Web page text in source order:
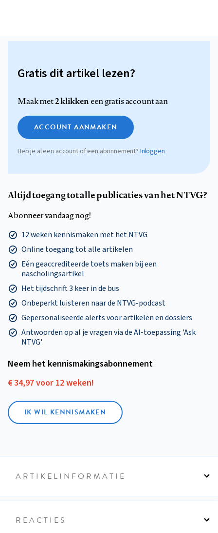
Gratis dit artikel lezen?
Maak met2 klikkeneen gratis account aan
ACCOUNT AANMAKEN
Heb je al een account of een abonnement? Inloggen
Altijd toegang tot alle publicaties van het NTVG?
Abonneer vandaag nog!
12 weken kennismaken met het NTVG
Online toegang tot alle artikelen
Eén geaccrediteerde toets maken bij een
nascholingsartikel
Het tijdschrift 3 keer in de bus
Onbeperkt luisteren naar de NTVG-podcast
Gepersonaliseerde alerts voor artikelen en dossiers
Antwoorden op al je vragen via de AI-toepassing 'Ask
NTVG'
Neem het kennismakings­abonnement
€ 34,97 voor 12 weken!
IK WIL KENNISMAKEN
ARTIKELINFORMATIE
REACTIES